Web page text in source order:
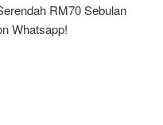
RM70 Sebulan
Whatsapp!